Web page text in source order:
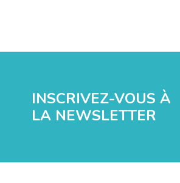
INSCRIVEZ-VOUS À
LA NEWSLETTER